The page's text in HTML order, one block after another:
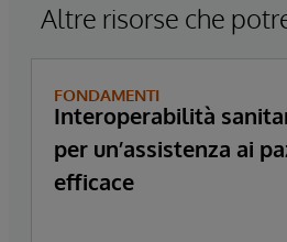
Altre risorse che
FONDAMENTI
Interoperabilità
per un’assistenza ai
efficace